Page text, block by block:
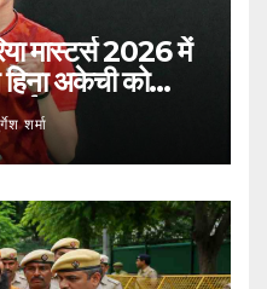
मास्टर्स 2026 में
हिना अकेची को
जगह
शर्मा